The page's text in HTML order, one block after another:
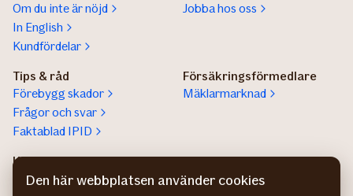
Om du inte är nöjd
In English
Kundfördelar
Jobba hos oss
Tips & råd
Förebygg skador
Frågor och svar
Faktablad IPID
Försäkringsförmedlare
Mäklarmarknad
Kundservice privatperson
Kontaktuppgifter
Lokala säljare
Hitta säljare för stora
Den här webbplatsen använder cookies